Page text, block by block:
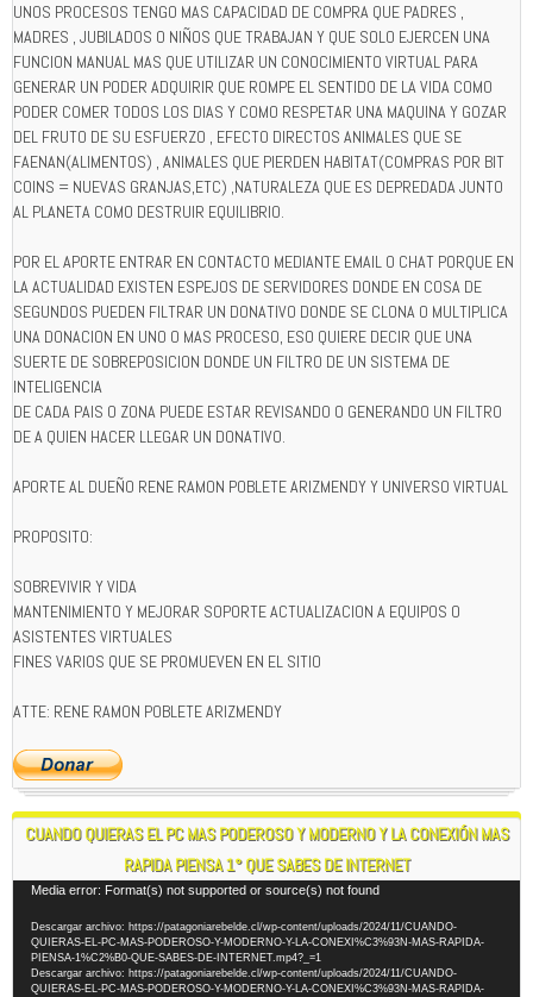
UNOS PROCESOS TENGO MAS CAPACIDAD DE COMPRA QUE PADRES ,
MADRES , JUBILADOS O NIÑOS QUE TRABAJAN Y QUE SOLO EJERCEN UNA
FUNCION MANUAL MAS QUE UTILIZAR UN CONOCIMIENTO VIRTUAL PARA
GENERAR UN PODER ADQUIRIR QUE ROMPE EL SENTIDO DE LA VIDA COMO
PODER COMER TODOS LOS DIAS Y COMO RESPETAR UNA MAQUINA Y GOZAR
DEL FRUTO DE SU ESFUERZO , EFECTO DIRECTOS ANIMALES QUE SE
FAENAN(ALIMENTOS) , ANIMALES QUE PIERDEN HABITAT(COMPRAS POR BIT
COINS = NUEVAS GRANJAS,ETC) ,NATURALEZA QUE ES DEPREDADA JUNTO
AL PLANETA COMO DESTRUIR EQUILIBRIO.
POR EL APORTE ENTRAR EN CONTACTO MEDIANTE EMAIL O CHAT PORQUE EN
LA ACTUALIDAD EXISTEN ESPEJOS DE SERVIDORES DONDE EN COSA DE
SEGUNDOS PUEDEN FILTRAR UN DONATIVO DONDE SE CLONA O MULTIPLICA
UNA DONACION EN UNO O MAS PROCESO, ESO QUIERE DECIR QUE UNA
SUERTE DE SOBREPOSICION DONDE UN FILTRO DE UN SISTEMA DE
INTELIGENCIA
DE CADA PAIS O ZONA PUEDE ESTAR REVISANDO O GENERANDO UN FILTRO
DE A QUIEN HACER LLEGAR UN DONATIVO.
APORTE AL DUEÑO RENE RAMON POBLETE ARIZMENDY Y UNIVERSO VIRTUAL
PROPOSITO:
SOBREVIVIR Y VIDA
MANTENIMIENTO Y MEJORAR SOPORTE ACTUALIZACION A EQUIPOS O
ASISTENTES VIRTUALES
FINES VARIOS QUE SE PROMUEVEN EN EL SITIO
ATTE: RENE RAMON POBLETE ARIZMENDY
CUANDO QUIERAS EL PC MAS PODEROSO Y MODERNO Y LA CONEXIÓN MAS
RAPIDA PIENSA 1° QUE SABES DE INTERNET
Reproductor
vídeo
Media error: Format(s) not supported or source(s) not found
Descargar archivo: https://patagoniarebelde.cl/wp-content/uploads/2024/11/CUANDO-
QUIERAS-EL-PC-MAS-PODEROSO-Y-MODERNO-Y-LA-CONEXI%C3%93N-MAS-RAPIDA-
PIENSA-1%C2%B0-QUE-SABES-DE-INTERNET.mp4?_=1
Descargar archivo: https://patagoniarebelde.cl/wp-content/uploads/2024/11/CUANDO-
QUIERAS-EL-PC-MAS-PODEROSO-Y-MODERNO-Y-LA-CONEXI%C3%93N-MAS-RAPIDA-